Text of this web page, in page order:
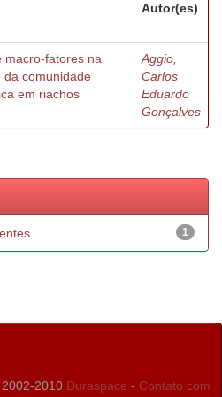
Autor(es)
macro-fatores na
da comunidade
em riachos
Aggio,
Carlos
Eduardo
Gonçalves
1
2010 Duraspace - Contato com